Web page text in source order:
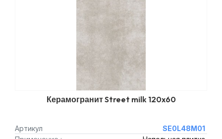
Керамогранит Street milk 120x60
Артикул
SE0L48M01